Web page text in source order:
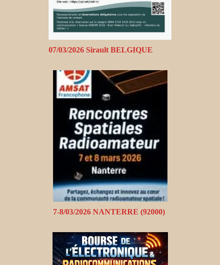
07/03/2026 Sirault BELGIQUE
7-8/03/2026 NANTERRE (92000)